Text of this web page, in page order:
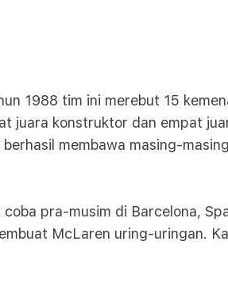
1988 tim ini merebut 15
juara konstruktor dan empat
membawa masing-
pra-musim di Barcelona,
McLaren uring-uringan.